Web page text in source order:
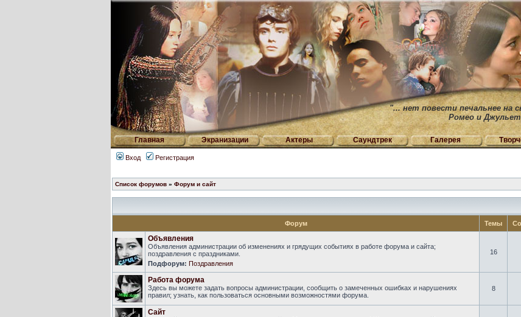
"... нет повести печальнее на
Ромео и
Главная Экранизации Актеры Саундтрек Галерея
Вход Регистрация
Список форумов » Форум и сайт
Форум Темы
Объявления
Объявления администрации об изменениях и грядущих событиях в работе форума и сайта;
поздравления с праздниками.
Подфорум: Поздравления
16
Работа форума
Здесь вы можете задать вопросы администрации, сообщить о замеченных ошибках и нарушениях
правил; узнать, как пользоваться основными возможностями форума.
8
Сайт